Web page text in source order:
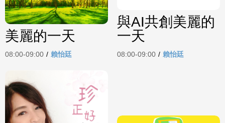
美麗的一天
08:00-09:00 / 賴怡廷
與AI共創美麗的
一天
08:00-09:00 / 賴怡廷